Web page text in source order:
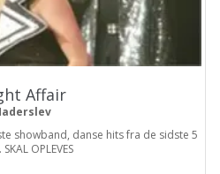
Affair
showband, danse hits fra de sidste 5
OPLEVES